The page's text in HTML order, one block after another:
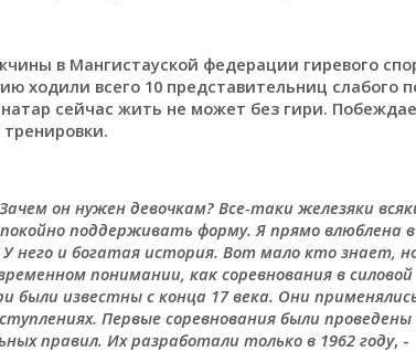
в Мангистауской федерации гиревого
ходили всего 10 представительниц слабого
сейчас жить не может без гири.
он нужен девочкам? Все-таки железяки
поддерживать форму. Я прямо влюблена
него и богатая история. Вот мало кто знает,
понимании, как соревнования в силовой
были известны с конца 17 века. Они
Первые соревнования были проведены
правил. Их разработали только в 1962 году, -